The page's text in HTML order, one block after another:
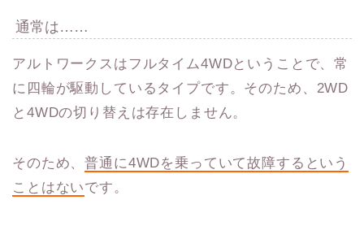
通常は……
アルトワークスはフルタイム4WDということで、常
に四輪が駆動しているタイプです。そのため、2WD
と4WDの切り替えは存在しません。
そのため、普通に4WDを乗っていて故障するという
ことはないです。